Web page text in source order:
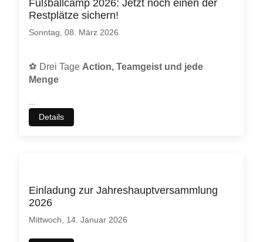
Fußballcamp 2026: Jetzt noch einen der
Restplätze sichern!
Sonntag, 08. März 2026
⚽ Drei TageAction, Teamgeist und jede
Menge
...
Details
Einladung zur Jahreshauptversammlung
2026
Mittwoch, 14. Januar 2026